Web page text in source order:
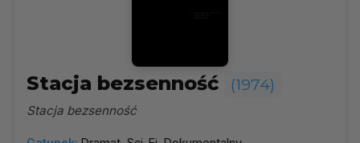
Stacja bezsenność (1974)
Stacja bezsenność